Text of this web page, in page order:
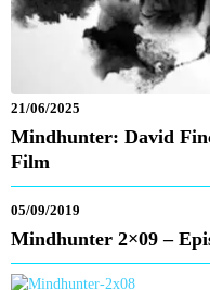
21/06/2025
Mindhunter: David
Film
05/09/2019
Mindhunter 2×09 –